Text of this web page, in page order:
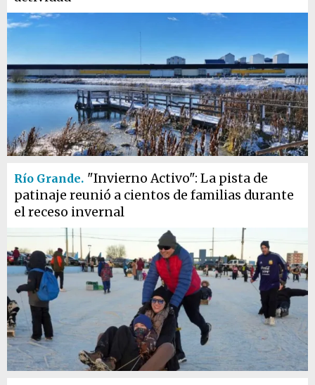
Río Grande. "Invierno Activo": La pista de
patinaje reunió a cientos de familias durante
el receso invernal